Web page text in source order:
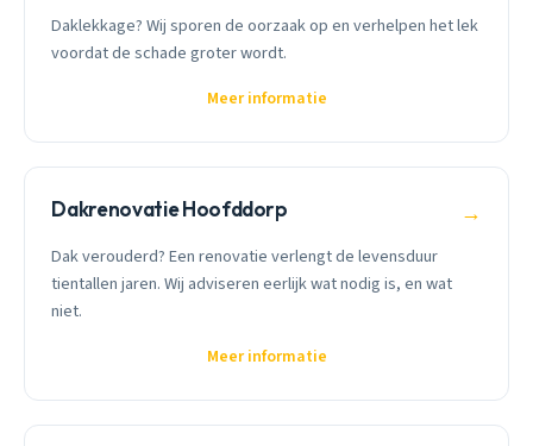
Daklekkage? Wij sporen de oorzaak op en verhelpen het lek
voordat de schade groter wordt.
Meer informatie
Dakrenovatie Hoofddorp →
Dak verouderd? Een renovatie verlengt de levensduur
tientallen jaren. Wij adviseren eerlijk wat nodig is, en wat
niet.
Meer informatie